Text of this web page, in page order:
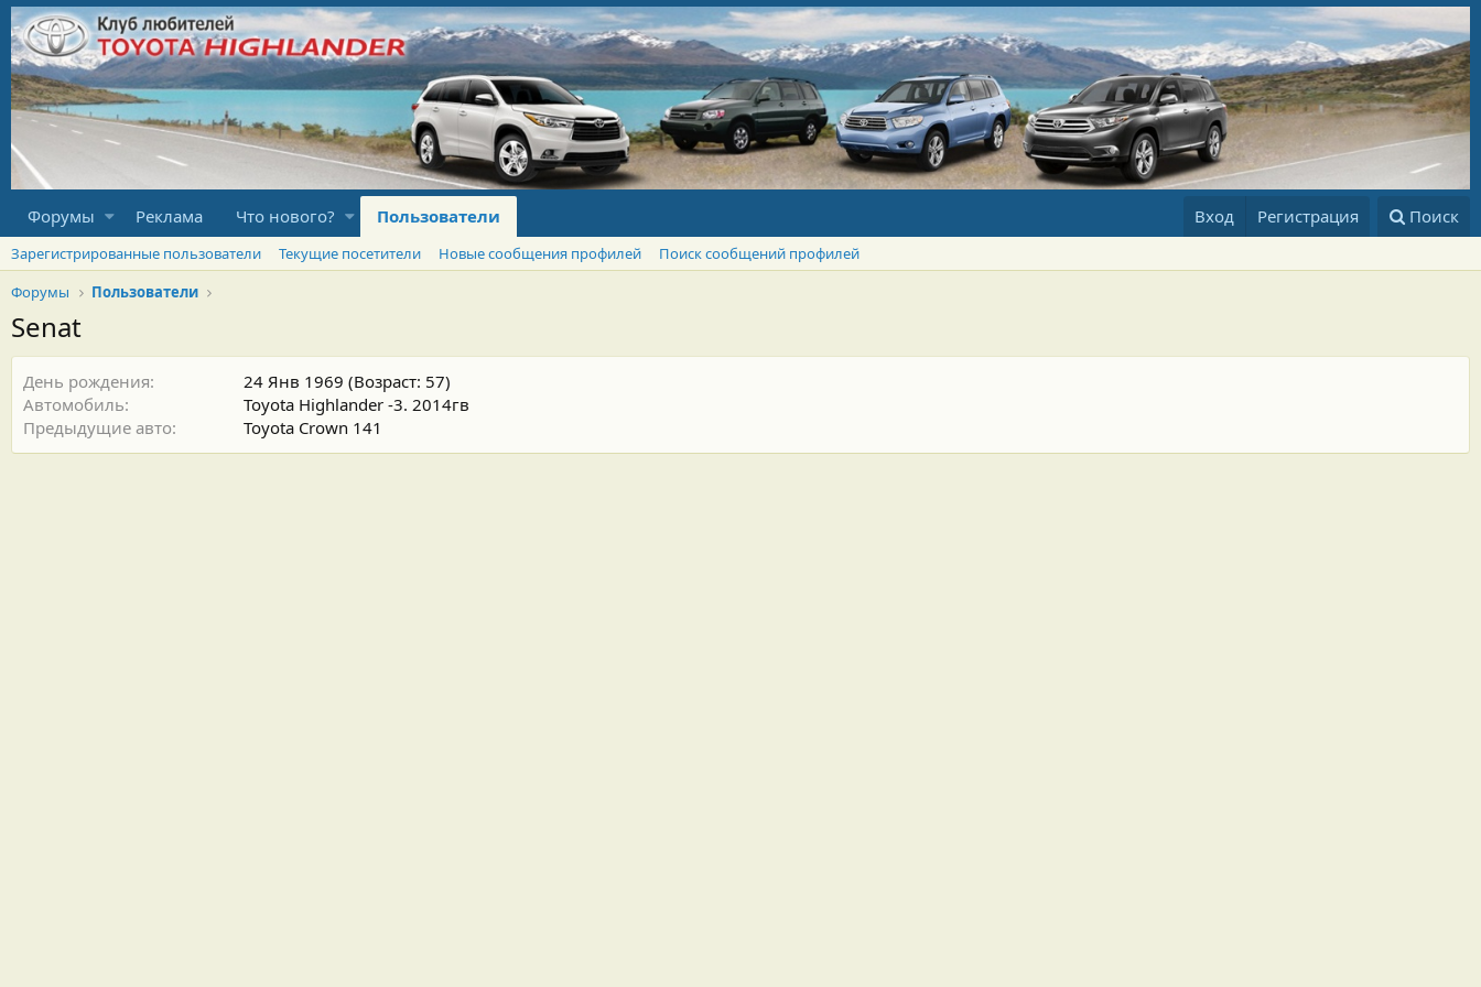
Форумы Реклама Что нового? Пользователи Вход Регистрация Поиск
Зарегистрированные пользователи Текущие посетители Новые сообщения профилей
Поиск сообщений профилей
Форумы
Пользователи
Senat
День рождения
24 Янв 1969 (Возраст: 57)
Автомобиль
Toyota Highlander -3. 2014гв
Предыдущие авто
Toyota Crown 141